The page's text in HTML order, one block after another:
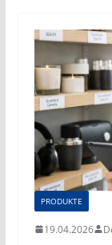
PRODUKTE
19.04.2026